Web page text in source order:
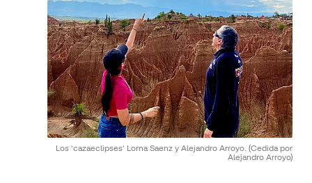
Los 'cazaeclipses' Lorna Saenz y Alejandro Arroyo. (Cedida por
Alejandro Arroyo)